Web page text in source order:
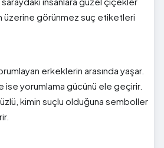
üzerine görünmez suç etiketleri
erkeklerin arasında yaşar.
ise yorumlama gücünü ele geçirir.
kimin suçlu olduğuna semboller